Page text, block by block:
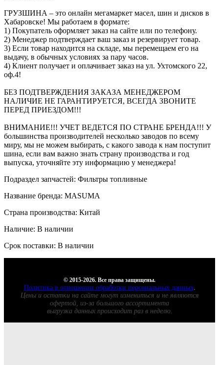
ГРУЗШИНА – это онлайн мегамаркет масел, шин и дисков в
Хабаровске! Мы работаем в формате:
1) Покупатель оформляет заказ на сайте или по телефону.
2) Менеджер подтверждает ваш заказ и резервирует товар.
3) Если товар находится на складе, мы перемещаем его на
выдачу, в обычных условиях за пару часов.
4) Клиент получает и оплачивает заказ на ул. Ухтомского 22,
оф.4!
БЕЗ ПОДТВЕРЖДЕНИЯ ЗАКАЗА МЕНЕДЖЕРОМ
НАЛИЧИЕ НЕ ГАРАНТИРУЕТСЯ, ВСЕГДА ЗВОНИТЕ
ПЕРЕД ПРИЕЗДОМ!!!
ВНИМАНИЕ!!! УЧЕТ ВЕДЕТСЯ ПО СТРАНЕ БРЕНДА!!! У
большинства производителей несколько заводов по всему
миру, мы не можем выбирать, с какого завода к нам поступит
шина, если вам важно знать страну производства и год
выпуска, уточняйте эту информацию у менеджера!
Подраздел запчастей: Фильтры топливные
Название бренда: MASUMA
Страна производства: Китай
Наличие: В наличии
Срок поставки: В наличии
© 2015-2026. Все права защищены.
Политика в отношении обработки персональных данных.
Цены и остатки на сайте могут измениться и не являются
офертой, из-за большого ассортимента
выгрузка данных происходит раз в неделю.